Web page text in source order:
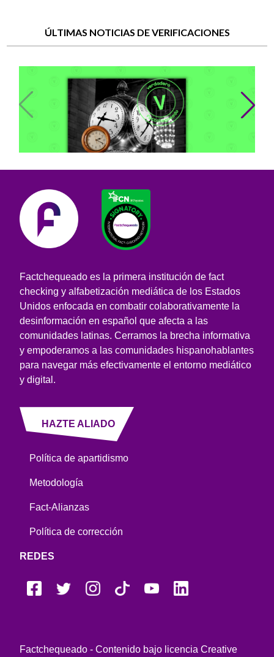
ÚLTIMAS NOTICIAS DE VERIFICACIONES
Sí, Estados Unidos ya probó tener
horario de verano permanente (en
1973) y lo canceló por el rechazo
público (en 1974)
Factchequeado es la primera institución de fact
checking y alfabetización mediática de los Estados
Unidos enfocada en combatir colaborativamente la
desinformación en español que afecta a las
comunidades latinas. Cerramos la brecha informativa
y empoderamos a las comunidades hispanohablantes
para navegar más efectivamente el entorno mediático
y digital.
HAZTE ALIADO
Política de apartidismo
Metodología
Fact-Alianzas
Política de corrección
REDES
Factchequeado - Contenido bajo licencia Creative